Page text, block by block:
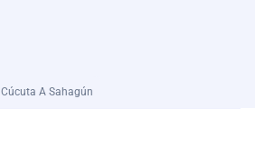
Cúcuta A Sahagún